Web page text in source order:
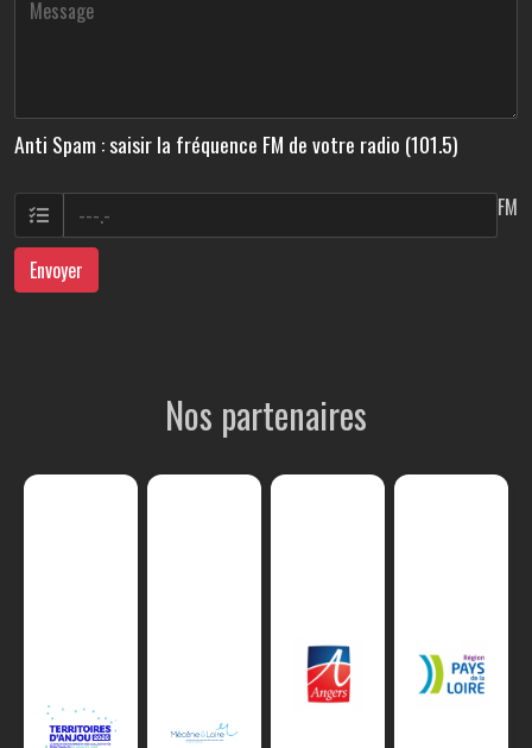
Anti Spam : saisir la fréquence FM de votre radio (101.5)
FM
Envoyer
Nos partenaires